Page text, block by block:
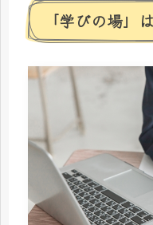
「学びの場」